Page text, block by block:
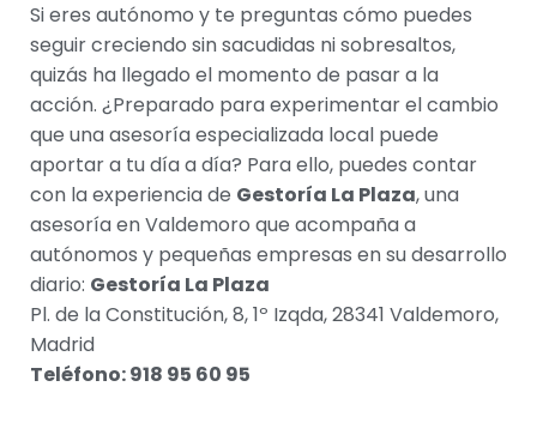
Si eres autónomo y te preguntas cómo puedes
seguir creciendo sin sacudidas ni sobresaltos,
quizás ha llegado el momento de pasar a la
acción. ¿Preparado para experimentar el cambio
que una asesoría especializada local puede
aportar a tu día a día? Para ello, puedes contar
con la experiencia de Gestoría La Plaza, una
asesoría en Valdemoro que acompaña a
autónomos y pequeñas empresas en su desarrollo
diario: Gestoría La Plaza
Pl. de la Constitución, 8, 1º Izqda, 28341 Valdemoro,
Madrid
Teléfono: 918 95 60 95